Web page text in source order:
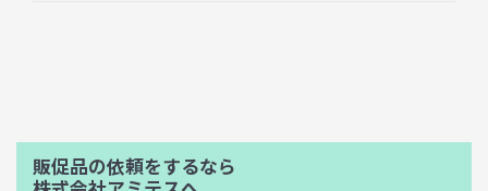
販促品の依頼をするなら